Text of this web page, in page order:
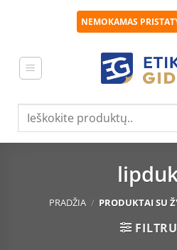
NEMOKAMAS
Ieškoti:
PRADŽIA / PRODUKTAI SU